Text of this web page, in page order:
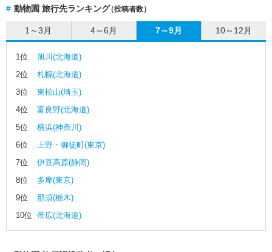
# 動物園 旅行先ランキング（投稿者数）
1～3月 4～6月 7～9月 10～12月
1位
旭川(北海道)
2位
札幌(北海道)
3位
東松山(埼玉)
4位
富良野(北海道)
5位
横浜(神奈川)
6位
上野・御徒町(東京)
7位
伊豆高原(静岡)
8位
多摩(東京)
9位
那須(栃木)
10位 帯広(北海道)
岩
宮
城
秋
田
島
茨
栃